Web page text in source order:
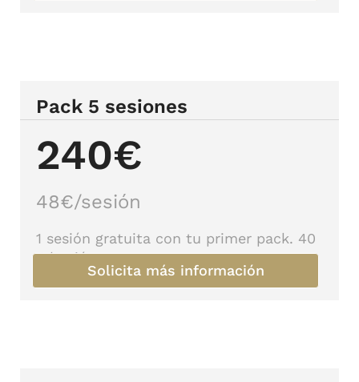
Pack 5 sesiones
240€
48€/sesión
1 sesión gratuita con tu primer pack. 40
€/sesión
Solicita más información